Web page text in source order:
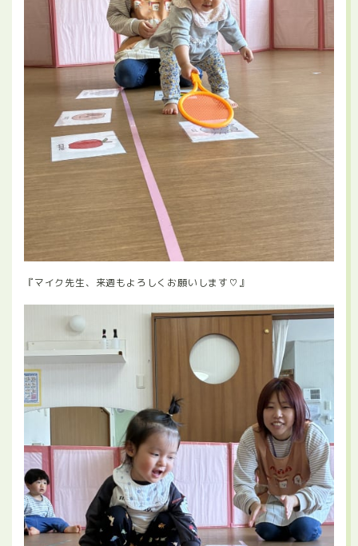
『マイク先生、来週もよろしくお願いします♡』